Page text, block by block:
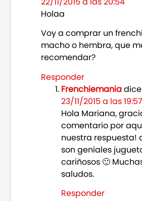
Holaa
Voy a comprar un
macho o hembra, que
recomendar?
Responder
Frenchiemania
23/11/2015 a las 19:57
Hola Mariana,
comentario por
nuestra respuesta!
son geniales
cariñosos 🙂
saludos.
Responder